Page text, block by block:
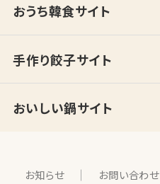
おうち韓食サイト
手作り餃子サイト
おいしい鍋サイト
お知らせ お問い合わせ